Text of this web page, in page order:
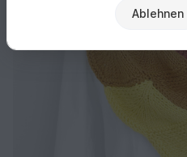
Ablehnen